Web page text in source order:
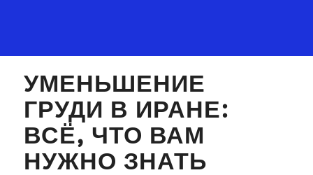
УМЕНЬШЕНИЕ
ГРУДИ В ИРАНЕ:
ВСЁ, ЧТО ВАМ
НУЖНО ЗНАТЬ